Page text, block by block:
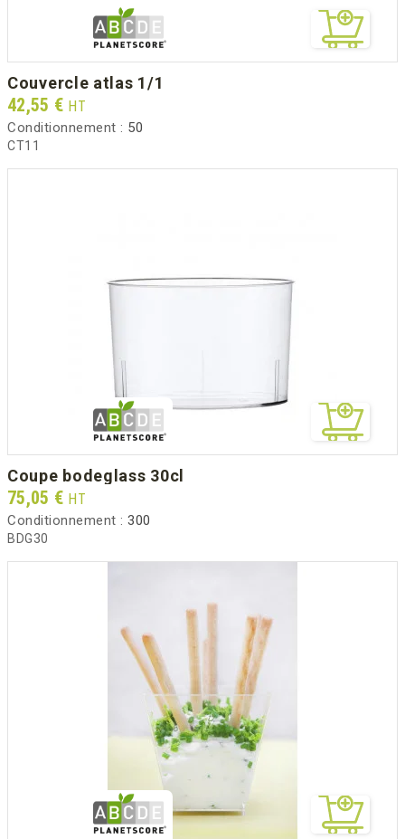
couvercle atlas 1/1
Prix
42,55 € HT
Conditionnement : 50
CT11
coupe bodeglass 30cl
Prix
75,05 € HT
Conditionnement : 300
BDG30